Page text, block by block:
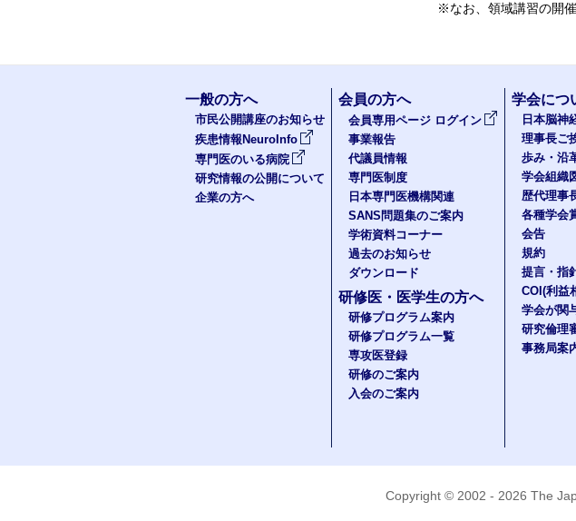
※なお、領域講習の開
一般の方へ
市民公開講座のお知らせ
疾患情報NeuroInfo
専門医のいる病院
研究情報の公開について
企業の方へ
会員の方へ
会員専用ページ ログイン
事業報告
代議員情報
専門医制度
日本専門医機構関連
SANS問題集のご案内
学術資料コーナー
過去のお知らせ
ダウンロード
研修医・医学生の方へ
研修プログラム案内
研修プログラム一覧
専攻医登録
研修のご案内
入会のご案内
学会につ
日本脳神
理事長ご
歩み・沿
学会組織
歴代理事
各種学会
会告
規約
提言・指
COI(利益
学会が関
研究倫理
事務局案
Copyright © 2002 - 2026 The